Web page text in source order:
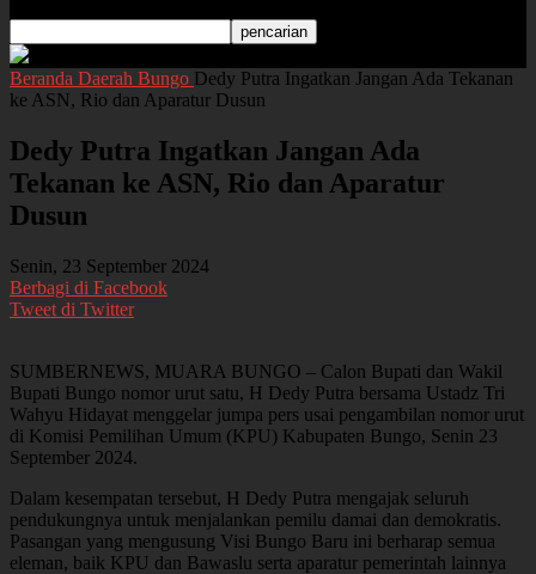
Beranda Daerah Bungo Dedy Putra Ingatkan Jangan Ada Tekanan
ke ASN, Rio dan Aparatur Dusun
Dedy Putra Ingatkan Jangan Ada
Tekanan ke ASN, Rio dan Aparatur
Dusun
Senin, 23 September 2024
Berbagi di Facebook
Tweet di Twitter
SUMBERNEWS, MUARA BUNGO – Calon Bupati dan Wakil
Bupati Bungo nomor urut satu, H Dedy Putra bersama Ustadz Tri
Wahyu Hidayat menggelar jumpa pers usai pengambilan nomor urut
di Komisi Pemilihan Umum (KPU) Kabupaten Bungo, Senin 23
September 2024.
Dalam kesempatan tersebut, H Dedy Putra mengajak seluruh
pendukungnya untuk menjalankan pemilu damai dan demokratis.
Pasangan yang mengusung Visi Bungo Baru ini berharap semua
eleman, baik KPU dan Bawaslu serta aparatur pemerintah lainnya